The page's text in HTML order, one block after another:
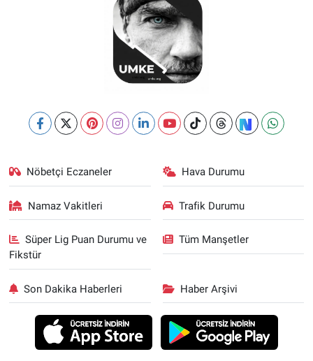
Nöbetçi Eczaneler Hava Durumu
Namaz Vakitleri Trafik Durumu
Süper Lig Puan Durumu ve
Fikstür
Tüm Manşetler
Son Dakika Haberleri Haber Arşivi